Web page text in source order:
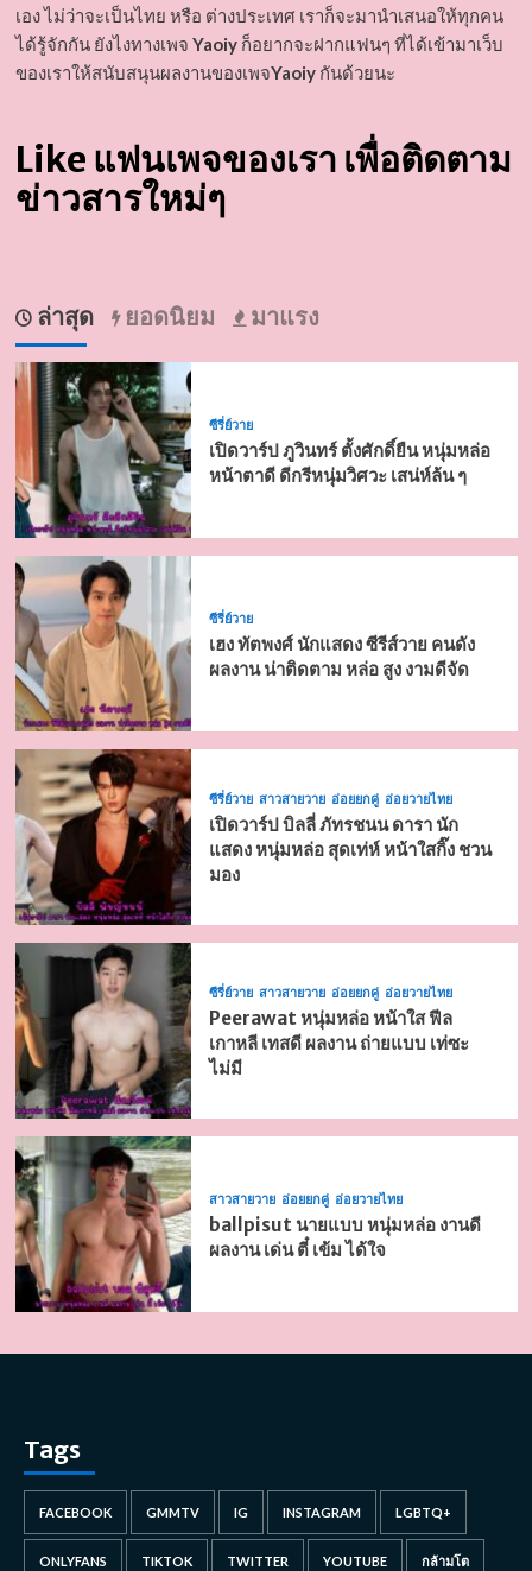
เอง ไม่ว่าจะเป็นไทย หรือ ต่างประเทศ เราก็จะมานำเสนอให้ทุกคน
ได้รู้จักกัน ยังไงทางเพจ Yaoiyก็อยากจะฝากแฟนๆ ที่ได้เข้ามาเว็บ
ของเราให้สนับสนุนผลงานของเพจYaoiyกันด้วยนะ
Like แฟนเพจของเรา เพื่อติดตาม
ข่าวสารใหม่ๆ
ล่าสุด ยอดนิยม มาแรง
ซีรี่ย์วาย
เปิดวาร์ป ภูวินทร์ ตั้งศักดิ์ยืน หนุ่มหล่อ
หน้าตาดี ดีกรีหนุ่มวิศวะ เสน่ห์ล้น ๆ
ซีรี่ย์วาย
เฮง ทัตพงศ์ นักแสดง ซีรีส์วาย คนดัง
ผลงาน น่าติดตาม หล่อ สูง งามดีจัด
ซีรี่ย์วาย สาวสายวาย อ่อยยกคู่ อ่อยวายไทย
เปิดวาร์ป บิลลี่ ภัทรชนน ดารา นัก
แสดง หนุ่มหล่อ สุดเท่ห์ หน้าใสกิ๊ง ชวน
มอง
ซีรี่ย์วาย สาวสายวาย อ่อยยกคู่ อ่อยวายไทย
Peerawat หนุ่มหล่อ หน้าใส ฟีล
เกาหลี เทสดี ผลงาน ถ่ายแบบ เท่ซะ
ไม่มี
สาวสายวาย อ่อยยกคู่ อ่อยวายไทย
ballpisut นายแบบ หนุ่มหล่อ งานดี
ผลงาน เด่น ตี๋ เข้ม ได้ใจ
Tags
FACEBOOK GMMTV IG INSTAGRAM LGBTQ+
ONLYFANS TIKTOK TWITTER YOUTUBE กล้ามโต